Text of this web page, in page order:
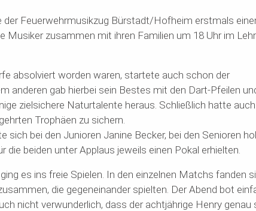
der Feuerwehrmusikzug Bürstadt/Hofheim erstmals
Musiker zusammen mit ihren Familien um 18 Uhr im
absolviert worden waren, startete auch schon der
anderen gab hierbei sein Bestes mit den Dart-Pfeilen
zielsichere Naturtalente heraus. Schließlich hatte
Trophäen zu sichern.
sich bei den Junioren Janine Becker, bei den Senioren
die beiden unter Applaus jeweils einen Pokal erhielten.
es ins freie Spielen. In den einzelnen Matchs fanden
die gegeneinander spielten. Der Abend bot
nicht verwunderlich, dass der achtjährige Henry genau